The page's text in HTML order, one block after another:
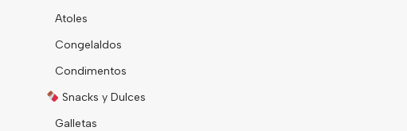
Atoles
Congelaldos
Condimentos
Snacks y Dulces
Galletas